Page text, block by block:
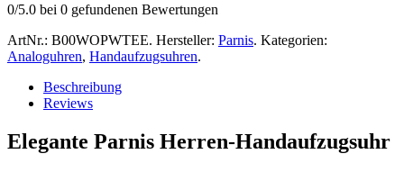
0/5.0 bei 0 gefundenen Bewertungen
ArtNr.: B00WOPWTEE. Hersteller: Parnis. Kategorien:
Analoguhren, Handaufzugsuhren.
Beschreibung
Reviews
Elegante Parnis Herren-Handaufzugsuhr